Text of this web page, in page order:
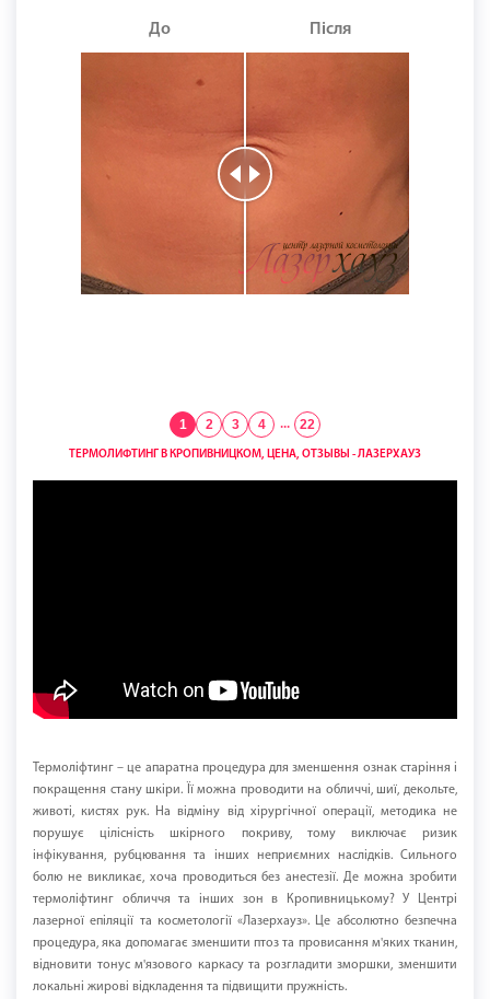
До Після
1 2 3 4 ... 22
ТЕРМОЛИФТИНГ В КРОПИВНИЦКОМ, ЦЕНА, ОТЗЫВЫ - ЛАЗЕРХАУЗ
Термоліфтинг – це апаратна процедура для зменшення ознак старіння і
покращення стану шкіри. Її можна проводити на обличчі, шиї, декольте,
животі, кистях рук. На відміну від хірургічної операції, методика не
порушує цілісність шкірного покриву, тому виключає ризик
інфікування, рубцювання та інших неприємних наслідків. Сильного
болю не викликає, хоча проводиться без анестезії. Де можна зробити
термоліфтинг обличчя та інших зон в Кропивницькому? У Центрі
лазерної епіляції та косметології «Лазерхауз». Це абсолютно безпечна
процедура, яка допомагає зменшити птоз та провисання м'яких тканин,
відновити тонус м'язового каркасу та розгладити зморшки, зменшити
локальні жирові відкладення та підвищити пружність.